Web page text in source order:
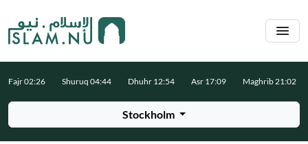
Stockholm
Fajr 02:26 Shuruq 04:44 Dhuhr 12:54 Asr 17:09 Maghrib 21:02